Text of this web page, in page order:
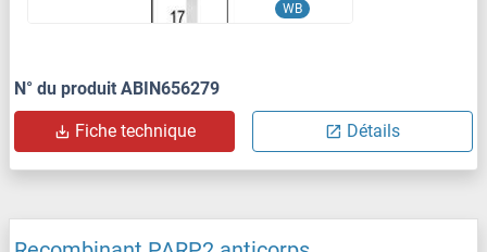
WB
N° du produit ABIN656279
Fiche technique Détails